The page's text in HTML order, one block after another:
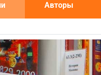
Авторы